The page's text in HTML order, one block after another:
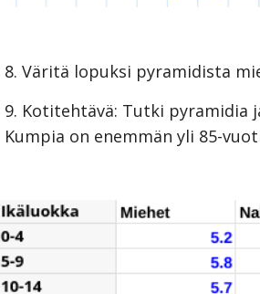
8. Väritä lopuksi pyramidista
9. Kotitehtävä: Tutki pyramidia
Kumpia on enemmän yli 85-